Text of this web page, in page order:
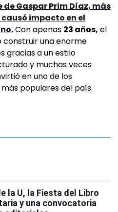
Gaspar Prim Díaz, más
impacto en el
Con apenas 23 años, el
una enorme
gracias a un estilo
y muchas veces
en uno de los
populares del país.
la U, la Fiesta del Libro
y una convocatoria